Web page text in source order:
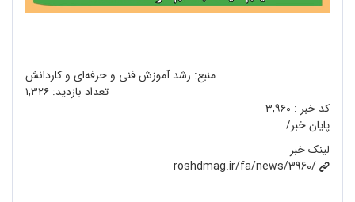
منبع: رشد آموزش فنی و حرفه‌ای و کاردانش
تعداد بازدید: ۱,۳۲۶
کد خبر : ۳,۹۶۰
پایان خبر/
لینک خبر
roshdmag.ir/fa/news/3960/